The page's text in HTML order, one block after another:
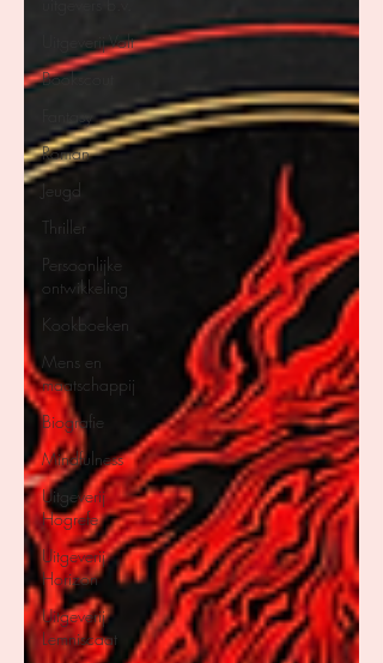
Uitgeverij Volt
Bookscout
Fantasy
Roman
Jeugd
Thriller
Persoonlijke
ontwikkeling
Kookboeken
Mens en
maatschappij
Biografie
Mindfulness
Uitgeverij
Hogrefe
Uitgeverij
Horizon
Uitgeverij
Lemniscaat